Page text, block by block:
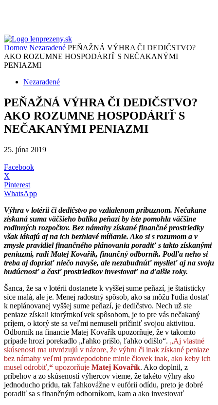
Domov Nezaradené PEŇAŽNÁ VÝHRA ČI DEDIČSTVO?
AKO ROZUMNE HOSPODÁRIŤ S NEČAKANÝMI
PENIAZMI
Nezaradené
PEŇAŽNÁ VÝHRA ČI DEDIČSTVO?
AKO ROZUMNE HOSPODÁRIŤ S
NEČAKANÝMI PENIAZMI
25. júna 2019
Facebook
X
Pinterest
WhatsApp
Výhra v lotérii či dedičstvo po vzdialenom príbuznom. Nečakane
získaná suma väčšieho balíka peňazí by iste pomohla väčšine
rodinných rozpočtov. Bez námahy získané finančné prostriedky
však lákajú aj na ich bezhlavé míňanie. Ako si s rozumom a v
zmysle pravidiel finančného plánovania poradiť s takto získanými
peniazmi, radí Matej Kovařík, finančný odborník. Podľa neho si
treba aj dopriať niečo navyše, ale nezabudnúť myslieť aj na svoju
budúcnosť a časť prostriedkov investovať na ďalšie roky.
Šanca, že sa v lotérii dostanete k vyššej sume peňazí, je štatisticky
síce malá, ale je. Menej radostný spôsob, ako sa môžu ľudia dostať
k neplánovanej vyššej sume peňazí, je dedičstvo. Nech už ste
peniaze získali ktorýmkoľvek spôsobom, je to pre vás nečakaný
príjem, o ktorý ste sa veľmi nemuseli pričiniť svojou aktivitou.
Odborník na financie Matej Kovařík upozorňuje, že v takomto
prípade hrozí porekadlo „ľahko prišlo, ľahko odišlo“. „Aj vlastné
skúsenosti ma utvrdzujú v názore, že výhru či inak získané peniaze
bez námahy veľmi pravdepodobne minie človek inak, ako keby ich
musel odrobiť,“ upozorňuje Matej Kovařík. Ako doplnil, z
príbehov a zo skúseností výhercov vieme, že takéto výhry ako
jednoducho prídu, tak ľahkovážne v eufórii odídu, preto je dobré
poradiť sa s finančným odborníkom, kam a ako investovať